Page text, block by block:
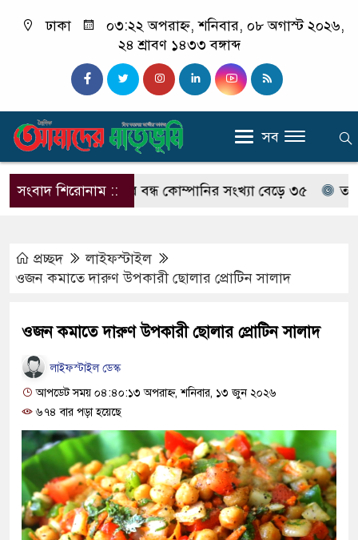
ঢাকা
০৩:২২ অপরাহ্ন, শনিবার, ০৮ অগাস্ট ২০২৬,
২৪ শ্রাবণ ১৪৩৩ বঙ্গাব্দ
সব
সংবাদ শিরোনাম ::
শেয়ারবাজারে বন্ধ কোম্পানির সংখ্যা বেড়ে ৩৫ তারেক
প্রচ্ছদ
লাইফস্টাইল
ওজন কমাতে দারুণ উপকারী ছোলার প্রোটিন সালাদ
ওজন কমাতে দারুণ উপকারী ছোলার প্রোটিন সালাদ
লাইফস্টাইল ডেস্ক
আপডেট সময় ০৪:৪০:১৩ অপরাহ্ন, শনিবার, ১৩ জুন ২০২৬
৬৭৪ বার পড়া হয়েছে